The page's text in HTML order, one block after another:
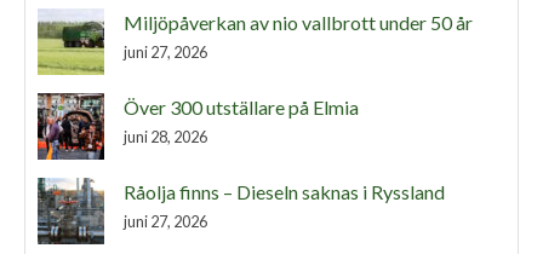
Miljöpåverkan av nio vallbrott under 50 år
juni 27, 2026
Över 300 utställare på Elmia
juni 28, 2026
Råolja finns – Dieseln saknas i Ryssland
juni 27, 2026